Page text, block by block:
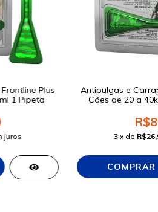
Plus
1 Pipeta
juros
Antipulgas e
Cães de 20 a
3 x de